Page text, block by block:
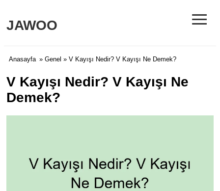
JAWOO ≡
Anasayfa » Genel » V Kayışı Nedir? V Kayışı Ne Demek?
V Kayışı Nedir? V Kayışı Ne
Demek?